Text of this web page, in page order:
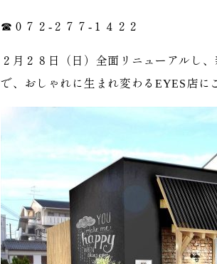
☎０７２-２７７-１４２２
２月２８日（日）全面リニューアルし
で、おしゃれに生まれ変わるEYES店に